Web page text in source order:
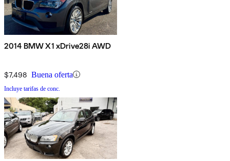
2014 BMW X1 xDrive28i AWD
$7,498 Buena oferta
Incluye tarifas de conc.